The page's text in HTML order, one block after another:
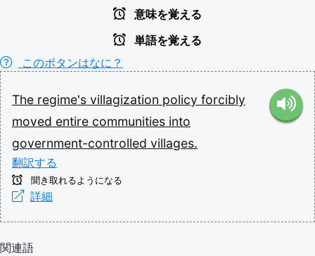
意味を覚える
単語を覚える
このボタンはなに？
The regime's villagization policy forcibly
moved entire communities into
government-controlled villages.
翻訳する
聞き取れるようになる
詳細
関連語